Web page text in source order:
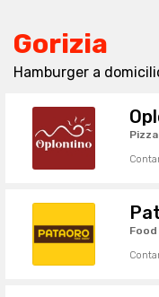
Gorizia
Hamburger a